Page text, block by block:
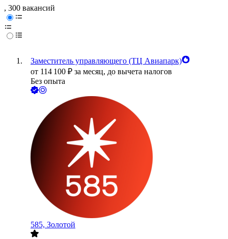
, 300 вакансий
Заместитель управляющего (ТЦ Авиапарк)
от 114 100 ₽ за месяц, до вычета налогов
Без опыта
585, Золотой